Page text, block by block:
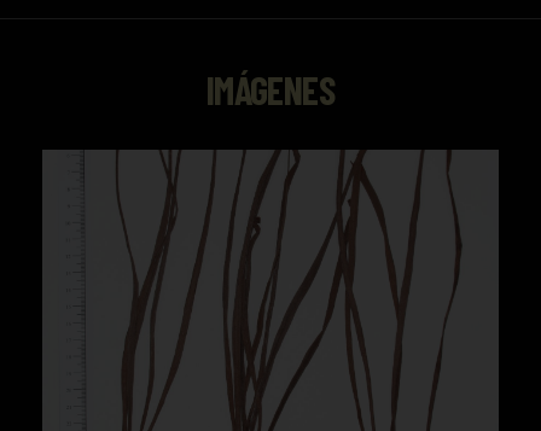
IMÁGENES